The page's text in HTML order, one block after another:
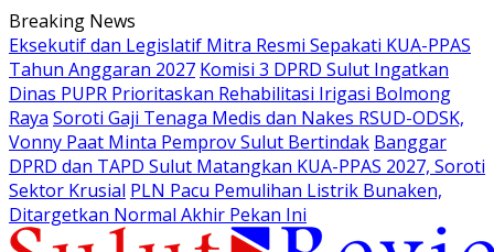
Langsung
ke
konten
Breaking News
Eksekutif dan Legislatif Mitra Resmi Sepakati KUA-PPAS
Tahun Anggaran 2027 Komisi 3 DPRD Sulut Ingatkan
Dinas PUPR Prioritaskan Rehabilitasi Irigasi Bolmong
Raya Soroti Gaji Tenaga Medis dan Nakes RSUD-ODSK,
Vonny Paat Minta Pemprov Sulut Bertindak Banggar
DPRD dan TAPD Sulut Matangkan KUA-PPAS 2027, Soroti
Sektor Krusial PLN Pacu Pemulihan Listrik Bunaken,
Ditargetkan Normal Akhir Pekan Ini